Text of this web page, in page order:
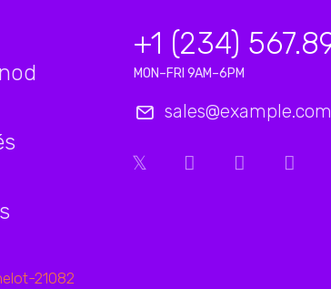
+1 (234)
MON–FRI 9AM–6PM
sales@example.com
21082